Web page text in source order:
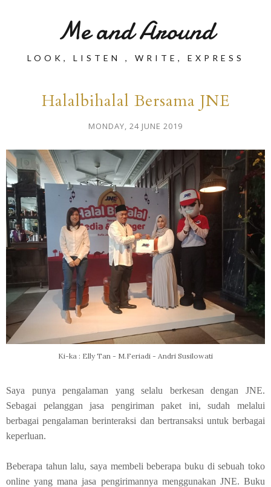
Me and Around
LOOK, LISTEN , WRITE, EXPRESS
Halalbihalal Bersama JNE
MONDAY, 24 JUNE 2019
Ki-ka : Elly Tan - M.Feriadi - Andri Susilowati
Saya punya pengalaman yang selalu berkesan dengan JNE.
Sebagai pelanggan jasa pengiriman paket ini, sudah melalui
berbagai pengalaman berinteraksi dan bertransaksi untuk berbagai
keperluan.
Beberapa tahun lalu, saya membeli beberapa buku di sebuah toko
online yang mana jasa pengirimannya menggunakan JNE. Buku